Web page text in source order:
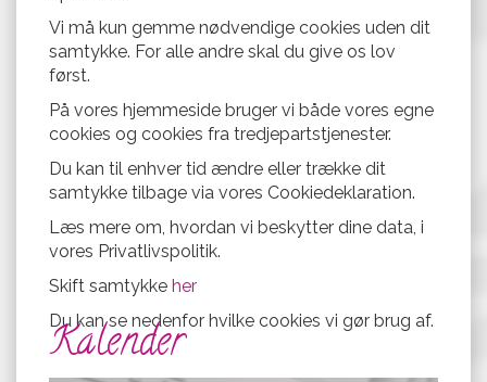
Vi må kun gemme nødvendige cookies uden dit
samtykke. For alle andre skal du give os lov
først.
På vores hjemmeside bruger vi både vores egne
cookies og cookies fra tredjepartstjenester.
Du kan til enhver tid ændre eller trække dit
samtykke tilbage via vores Cookiedeklaration.
Læs mere om, hvordan vi beskytter dine data, i
vores Privatlivspolitik.
Skift samtykke her
Du kan se nedenfor hvilke cookies vi gør brug af.
Kalender